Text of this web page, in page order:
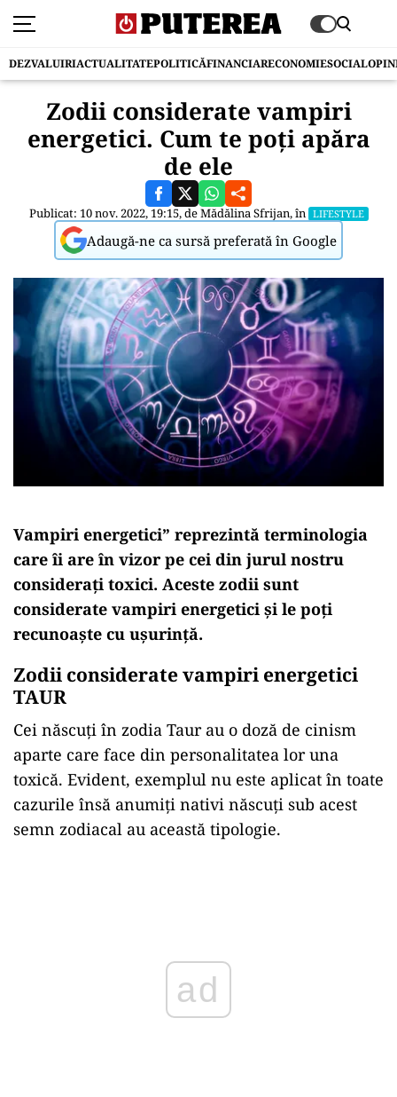
DEZVALUIRIACTUALITATEPOLITICĂFINANCIARECONOMIESOCIAL
Zodii considerate vampiri
energetici. Cum te poți apăra
de ele
Publicat: 10 nov. 2022, 19:15, deMădălina Sfrijan, în LIFESTYLE
Adaugă-ne ca sursă preferată în Google
Vampiri energetici” reprezintă terminologia
care îi are în vizor pe cei din jurul nostru
considerați toxici. Aceste zodii sunt
considerate vampiri energetici și le poți
recunoaște cu ușurință.
Zodii considerate vampiri energetici
TAUR
Cei născuți în zodia Taur au o doză de cinism
aparte care face din personalitatea lor una
toxică. Evident, exemplul nu este aplicat în toate
cazurile însă anumiți nativi născuți sub acest
semn zodiacal au această tipologie.